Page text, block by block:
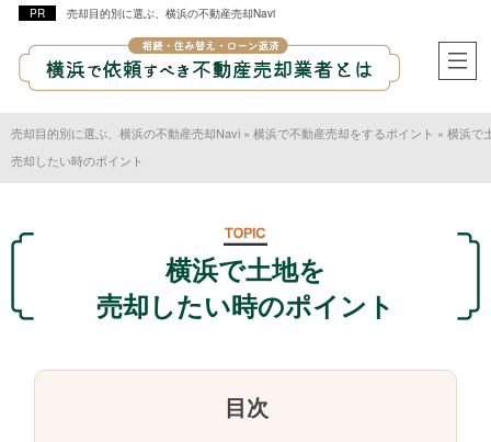
売却目的別に選ぶ、横浜の不動産売却Navi
売却目的別に選ぶ、横浜の不動産売却Navi » 横浜で不動産売却をするポイント » 横浜で
売却したい時のポイント
横浜で土地を
売却したい時のポイント